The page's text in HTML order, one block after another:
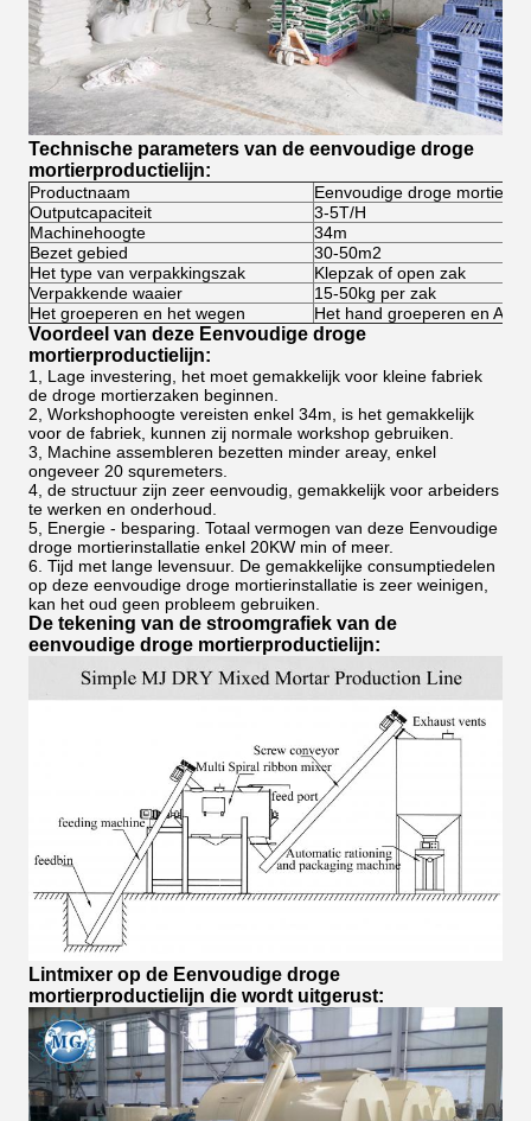
Technische parameters van de eenvoudige droge
mortierproductielijn:
Productnaam
Eenvoudige droge
Outputcapaciteit
3-5T/H
Machinehoogte
34m
Bezet gebied
30-50m2
Het type van verpakkingszak
Klepzak of open zak
Verpakkende waaier
15-50kg per zak
Het groeperen en het wegen
Het hand groeperen en
Voordeel van deze Eenvoudige droge
mortierproductielijn:
1, Lage investering, het moet gemakkelijk voor kleine fabriek
de droge mortierzaken beginnen.
2, Workshophoogte vereisten enkel 34m, is het gemakkelijk
voor de fabriek, kunnen zij normale workshop gebruiken.
3, Machine assembleren bezetten minder areay, enkel
ongeveer 20 squremeters.
4, de structuur zijn zeer eenvoudig, gemakkelijk voor arbeiders
te werken en onderhoud.
5, Energie - besparing. Totaal vermogen van deze Eenvoudige
droge mortierinstallatie enkel 20KW min of meer.
6. Tijd met lange levensuur. De gemakkelijke consumptiedelen
op deze eenvoudige droge mortierinstallatie is zeer weinigen,
kan het oud geen probleem gebruiken.
De tekening van de stroomgrafiek van de
eenvoudige droge mortierproductielijn:
Lintmixer op de Eenvoudige droge
mortierproductielijn die wordt uitgerust: